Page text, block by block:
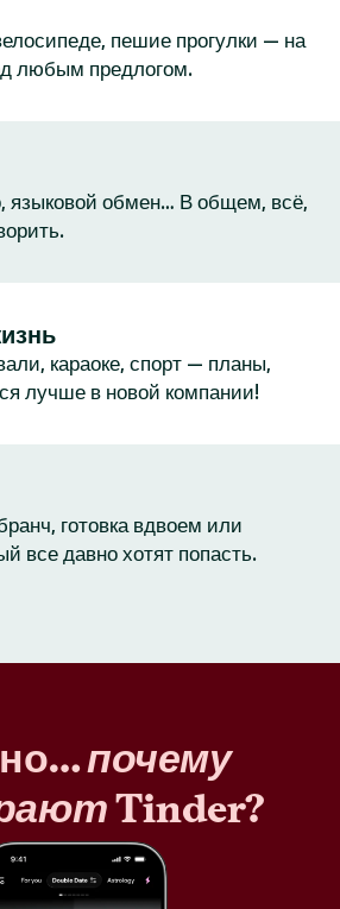
пешие прогулки — на
любым предлогом.
языковой обмен… В общем, всё,
караоке, спорт — планы,
лучше в новой компании!
готовка вдвоем или
все давно хотят попасть.
почему
Tinder?